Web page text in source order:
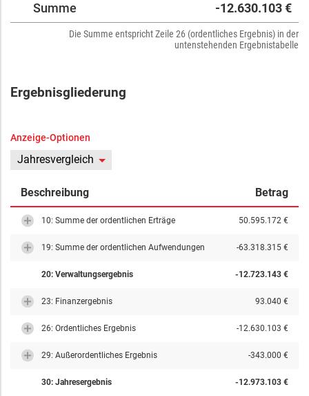
Summe -12.630.103 €
Die Summe entspricht Zeile 26 (ordentliches Ergebnis) in der
untenstehenden Ergebnistabelle
Ergebnisgliederung
Anzeige-Optionen
Jahresvergleich
Beschreibung Betrag
10: Summe der ordentlichen Erträge 50.595.172 €
19: Summe der ordentlichen Aufwendungen -63.318.315 €
20: Verwaltungsergebnis -12.723.143 €
23: Finanzergebnis 93.040 €
26: Ordentliches Ergebnis -12.630.103 €
29: Außerordentliches Ergebnis -343.000 €
30: Jahresergebnis -12.973.103 €